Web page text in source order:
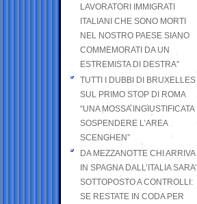
LAVORATORI IMMIGRATI
ITALIANI CHE SONO MORTI
NEL NOSTRO PAESE SIANO
COMMEMORATI DA UN
ESTREMISTA DI DESTRA”
TUTTI I DUBBI DI BRUXELLES
SUL PRIMO STOP DI ROMA
“UNA MOSSA INGIUSTIFICATA
SOSPENDERE L’AREA
SCENGHEN”
DA MEZZANOTTE CHI ARRIVA
IN SPAGNA DALL’ITALIA SARA’
SOTTOPOSTO A CONTROLLI:
SE RESTATE IN CODA PER